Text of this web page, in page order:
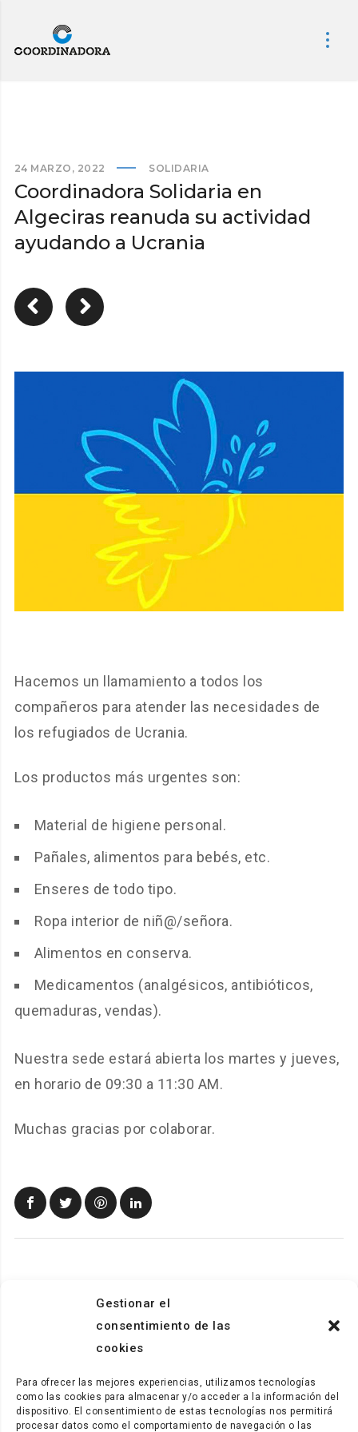
Gestionar el
consentimiento de las
cookies
Para ofrecer las mejores experiencias, utilizamos tecnologías
como las cookies para almacenar y/o acceder a la información del
dispositivo. El consentimiento de estas tecnologías nos permitirá
procesar datos como el comportamiento de navegación o las
24 MARZO, 2022 SOLIDARIA
Coordinadora Solidaria en
Algeciras reanuda su actividad
ayudando a Ucrania
Hacemos un llamamiento a todos los
compañeros para atender las necesidades de
los refugiados de Ucrania.
Los productos más urgentes son:
Material de higiene personal.
Pañales, alimentos para bebés, etc.
Enseres de todo tipo.
Ropa interior de niñ@/señora.
Alimentos en conserva.
Medicamentos (analgésicos, antibióticos,
quemaduras, vendas).
Nuestra sede estará abierta los martes y jueves,
en horario de 09:30 a 11:30 AM.
Muchas gracias por colaborar.